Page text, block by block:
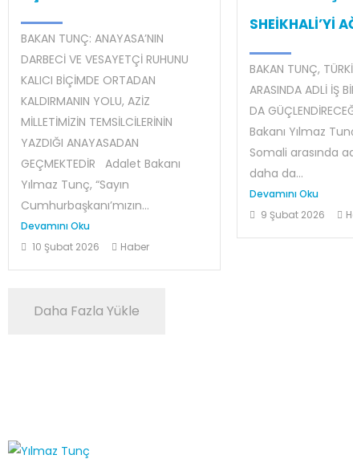
BAKAN TUNÇ: ANAYASA’NIN
DARBECİ VE VESAYETÇİ RUHUNU
KALICI BİÇİMDE ORTADAN
KALDIRMANIN YOLU, AZİZ
MİLLETİMİZİN TEMSİLCİLERİNİN
YAZDIĞI ANAYASADAN
GEÇMEKTEDİR Adalet Bakanı
Yılmaz Tunç, “Sayın
Cumhurbaşkanı’mızın...
Devamını Oku
10 Şubat 2026
Haber
SHEİKHALİ’Yİ
BAKAN TUNÇ,
ARASINDA ADLİ İŞ
DA
Bakanı Yılmaz
Somali arasında
daha da...
Devamını Oku
9 Şubat 2026
Daha Fazla Yükle